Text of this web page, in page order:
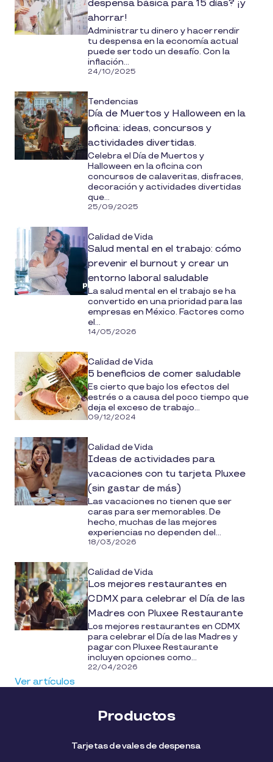
despensa básica para 15 días? ¡y
ahorrar!
Administrar tu dinero y hacer rendir
tu despensa en la economía actual
puede ser todo un desafío. Con la
inflación...
24/10/2025
Tendencias
Día de Muertos y Halloween en la
oficina: ideas, concursos y
actividades divertidas.
Celebra el Día de Muertos y
Halloween en la oficina con
concursos de calaveritas, disfraces,
decoración y actividades divertidas
que...
25/09/2025
Calidad de Vida
Salud mental en el trabajo: cómo
prevenir el burnout y crear un
entorno laboral saludable
La salud mental en el trabajo se ha
convertido en una prioridad para las
empresas en México. Factores como
el...
14/05/2026
Calidad de Vida
5 beneficios de comer saludable
Es cierto que bajo los efectos del
estrés o a causa del poco tiempo que
deja el exceso de trabajo...
09/12/2024
Calidad de Vida
Ideas de actividades para
vacaciones con tu tarjeta Pluxee
(sin gastar de más)
Las vacaciones no tienen que ser
caras para ser memorables. De
hecho, muchas de las mejores
experiencias no dependen del...
18/03/2026
Calidad de Vida
Los mejores restaurantes en
CDMX para celebrar el Día de las
Madres con Pluxee Restaurante
Los mejores restaurantes en CDMX
para celebrar el Día de las Madres y
pagar con Pluxee Restaurante
incluyen opciones como...
22/04/2026
Ver artículos
Productos
Tarjetas de vales de despensa